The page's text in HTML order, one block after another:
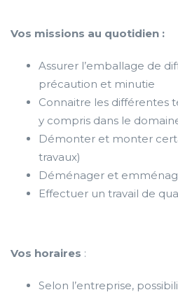
Vos missions au quotidien :
Assurer l’emballage de
précaution et minutie
Connaitre les différentes
y compris dans le
Démonter et monter
travaux)
Déménager et
Effectuer un travail de
Vos horaires :
Selon l’entreprise,